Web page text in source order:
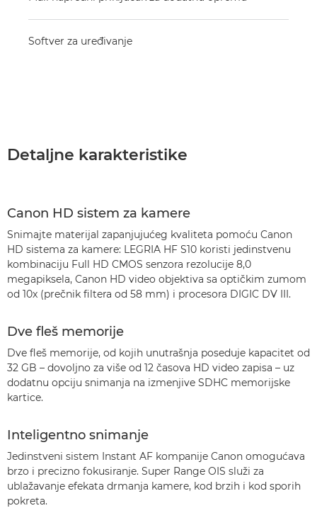
Softver za uređivanje
Detaljne karakteristike
Canon HD sistem za kamere
Snimajte materijal zapanjujućeg kvaliteta pomoću Canon
HD sistema za kamere: LEGRIA HF S10 koristi jedinstvenu
kombinaciju Full HD CMOS senzora rezolucije 8,0
megapiksela, Canon HD video objektiva sa optičkim zumom
od 10x (prečnik filtera od 58 mm) i procesora DIGIC DV III.
Dve fleš memorije
Dve fleš memorije, od kojih unutrašnja poseduje kapacitet od
32 GB – dovoljno za više od 12 časova HD video zapisa – uz
dodatnu opciju snimanja na izmenjive SDHC memorijske
kartice.
Inteligentno snimanje
Jedinstveni sistem Instant AF kompanije Canon omogućava
brzo i precizno fokusiranje. Super Range OIS služi za
ublažavanje efekata drmanja kamere, kod brzih i kod sporih
pokreta.